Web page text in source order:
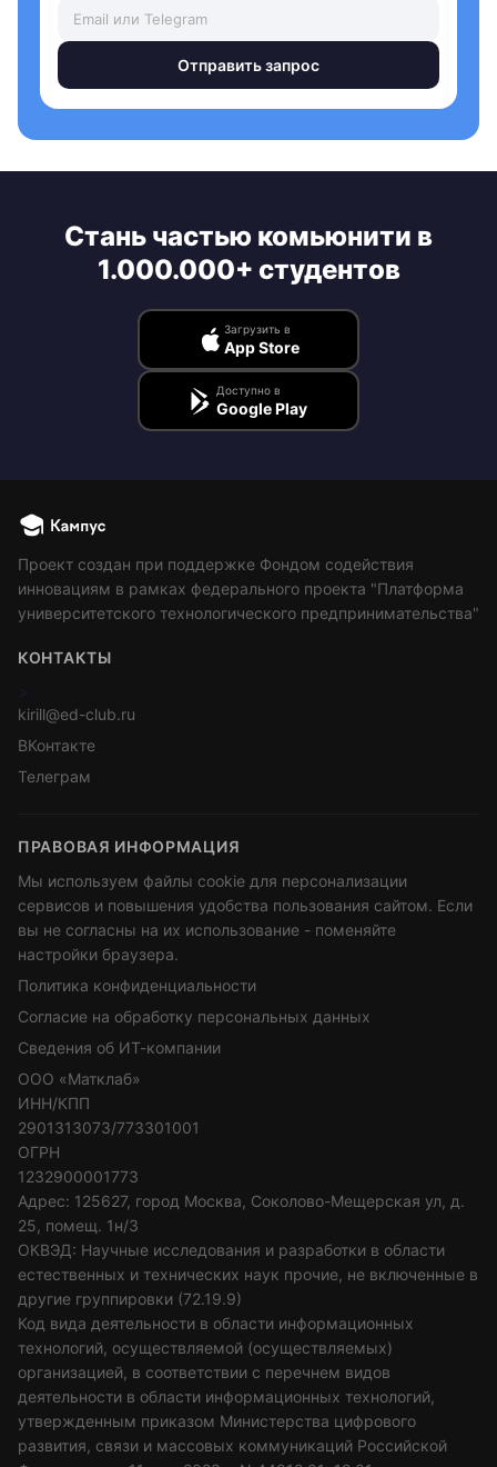
Отправить запрос
Стань частью комьюнити в
1.000.000+ студентов
Загрузить в
App Store
Доступно в
Google Play
Проект создан при поддержке Фондом содействия
инновациям в рамках федерального проекта "Платформа
университетского технологического предпринимательства"
КОНТАКТЫ
>
kirill@ed-club.ru
ВКонтакте
Телеграм
ПРАВОВАЯ ИНФОРМАЦИЯ
Мы используем файлы cookie для персонализации
сервисов и повышения удобства пользования сайтом. Если
вы не согласны на их использование - поменяйте
настройки браузера.
Политика конфиденциальности
Согласие на обработку персональных данных
Сведения об ИТ-компании
ООО «Матклаб»
ИНН/КПП
2901313073/773301001
ОГРН
1232900001773
Адрес: 125627, город Москва, Соколово-Мещерская ул, д.
25, помещ. 1н/3
ОКВЭД: Научные исследования и разработки в области
естественных и технических наук прочие, не включенные в
другие группировки (72.19.9)
Код вида деятельности в области информационных
технологий, осуществляемой (осуществляемых)
организацией, в соответствии с перечнем видов
деятельности в области информационных технологий,
утвержденным приказом Министерства цифрового
развития, связи и массовых коммуникаций Российской